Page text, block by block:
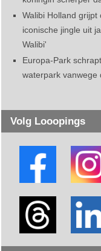
Walibi Holland
iconische jingle uit
Walibi'
Europa-Park
waterpark vanwege
Volg Looopings